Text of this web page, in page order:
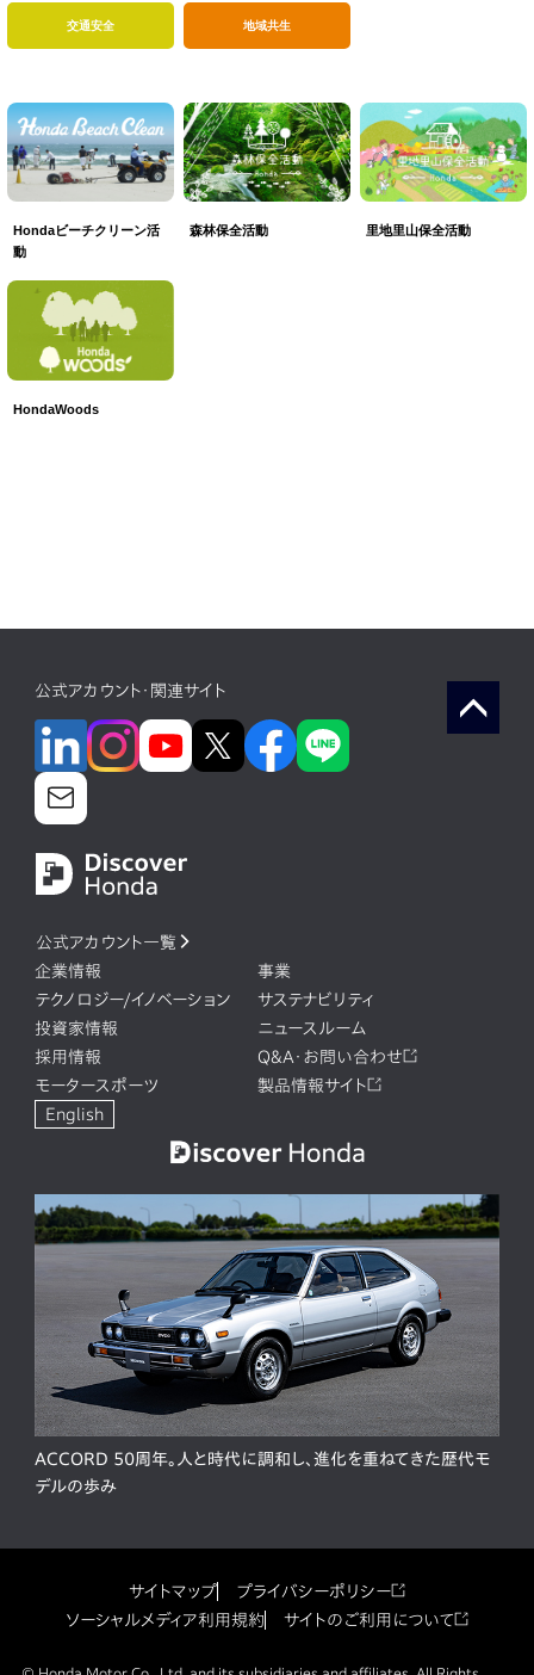
交通安全 地域共生
Hondaビーチクリーン活
動
森林保全活動 里地里山保全活動
HondaWoods
公式アカウント・関連サイト
公式アカウント一覧
企業情報
事業
テクノロジー/イノベーション
サステナビリティ
投資家情報
ニュースルーム
採用情報
Q&A・お問い合わせ
モータースポーツ
製品情報サイト
English
ACCORD 50周年。人と時代に調和し、進化を重ねてきた歴代モ
デルの歩み
サイトマップ
プライバシーポリシー
ソーシャルメディア利用規約
サイトのご利用について